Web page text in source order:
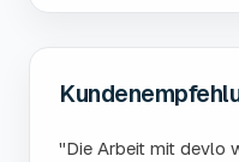
"Die Arbeit mit devlo